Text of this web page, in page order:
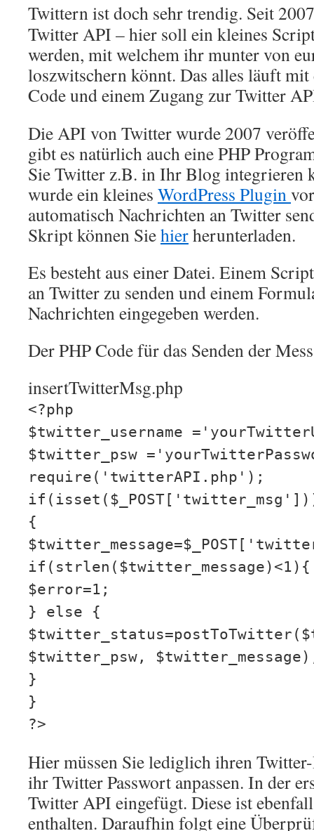
Twittern ist doch sehr trendig. Seit
Twitter API – hier soll ein kleines
werden, mit welchem ihr munter von
loszwitschern könnt. Das alles läuft
Code und einem Zugang zur Twitter
Die API von Twitter wurde 2007
gibt es natürlich auch eine PHP
Sie Twitter z.B. in Ihr Blog integrieren
wurde ein kleines WordPress Plugin
automatisch Nachrichten an Twitter
Skript können Siehierherunterladen.
Es besteht aus einer Datei. Einem
an Twitter zu senden und einem
Nachrichten eingegeben werden.
Der PHP Code für das Senden der
insertTwitterMsg.php
<?php
$twitter_username
$twitter_psw
require('twitterAPI.php');
{
if(strlen($twitter_message)<1){
$error=1;
} else {
$twitter_psw,
}
}
?>
Hier müssen Sie lediglich ihren
ihr Twitter Passwort anpassen. In der
Twitter API eingefügt. Diese ist
enthalten. Daraufhin folgt eine